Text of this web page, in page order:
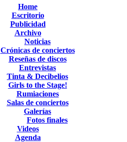
Home
Escritorio
Publicidad
Archivo
Noticias
Crónicas de conciertos
Reseñas de discos
Entrevistas
Tinta & Decibelios
Girls to the Stage!
Rumiaciones
Salas de conciertos
Galerías
Fotos finales
Videos
Agenda